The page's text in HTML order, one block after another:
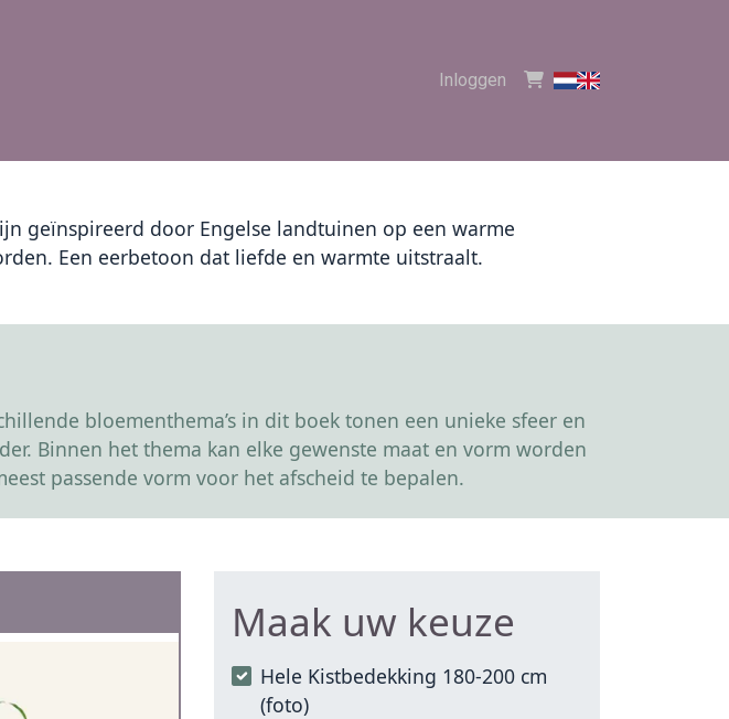
Inloggen
geïnspireerd door Engelse landtuinen op een warme
Een eerbetoon dat liefde en warmte uitstraalt.
bloementhema’s in dit boek tonen een unieke sfeer en
Binnen het thema kan elke gewenste maat en vorm worden
passende vorm voor het afscheid te bepalen.
Maak uw keuze
Hele Kistbedekking 180-200 cm
(foto)